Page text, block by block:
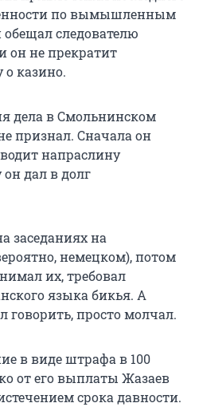
по вымышленным
следователю
он не прекратит
о казино.
дела в Смольнинском
признал. Сначала он
напраслину
он дал в долг
заседаниях на
немецком), потом
их, требовал
языка бикья. А
говорить, просто молчал.
в виде штрафа в 100
от его выплаты Жазаев
срока давности.